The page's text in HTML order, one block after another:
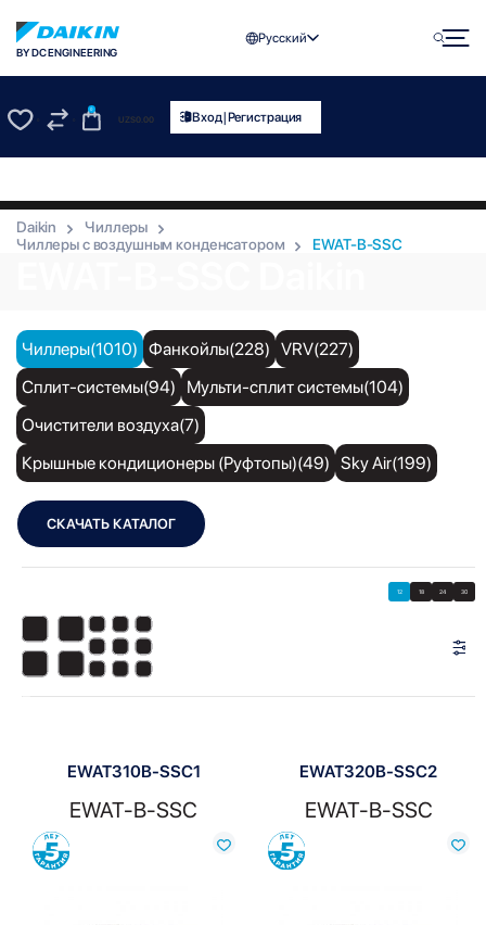
BY DC ENGINEERING
Русский
0
UZS0.00 Вход|Регистрация
Daikin
Чиллеры
Чиллеры с воздушным конденсатором
EWAT-B-SSC
Чиллеры(1010) Фанкойлы(228) VRV(227)
Сплит-системы(94)
Мульти-сплит системы(104)
Очистители воздуха(7)
Крышные кондиционеры (Руфтопы)(49) Sky Air(199)
СКАЧАТЬ КАТАЛОГ
12 18 24 30
Показать:
EWAT310B-SSC1
EWAT-B-SSC
EWAT320B-SSC2
EWAT-B-SSC